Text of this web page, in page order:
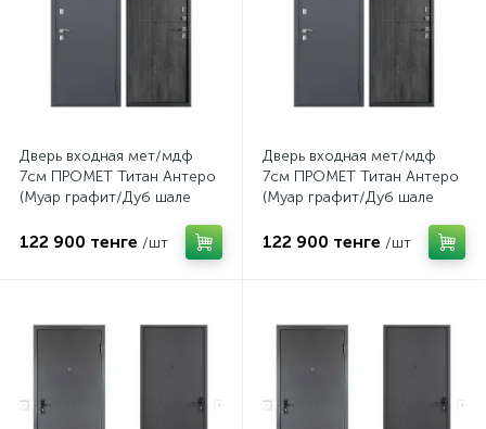
Дверь входная мет/мдф
7см ПРОМЕТ Титан Антеро
(Муар графит/Дуб шале
122 900 тенге /шт
Дверь входная мет/мдф
7см ПРОМЕТ Титан Антеро
(Муар графит/Дуб шале
122 900 тенге /шт